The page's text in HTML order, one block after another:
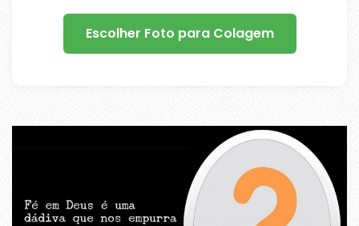
Escolher Foto para Colagem